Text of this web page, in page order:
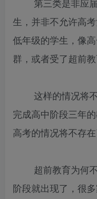
生，并非不允许高
低年级的学生，像
群，或者受了超前
这样的情况将不
完成高中阶段三年
高考的情况将不存在
超前教育为何不
阶段就出现了，很